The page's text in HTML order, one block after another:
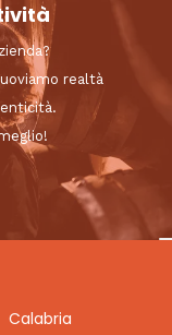
realtà
Calabria